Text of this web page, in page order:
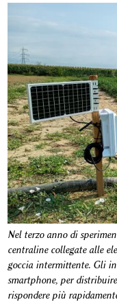
Nel terzo anno di
centraline collegate alle
goccia intermittente. Gli
smartphone, per
rispondere più